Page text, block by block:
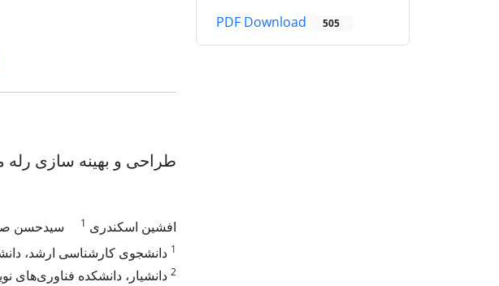
طراحی و بهینه سازی رله
افشین اسکندری 1 سیدحسن
1 دانشجوی کارشناسی ارشد،
2 دانشیار، دانشکده فناوری‌های
PDF Download 505